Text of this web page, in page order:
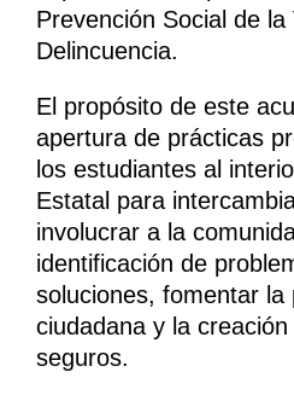
Prevención Social de la
Delincuencia.
El propósito de este
apertura de prácticas
los estudiantes al
Estatal para
involucrar a la
identificación de
soluciones, fomentar la
ciudadana y la
seguros.